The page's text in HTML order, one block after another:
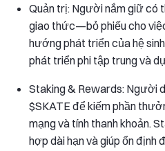
Quản trị: Người nắm giữ có
giao thức—bỏ phiếu cho
hướng phát triển của hệ
phát triển phi tập trung và
Staking & Rewards: Người
$SKATE để kiếm phần
mạng và tính thanh khoản.
hợp dài hạn và giúp ổn định